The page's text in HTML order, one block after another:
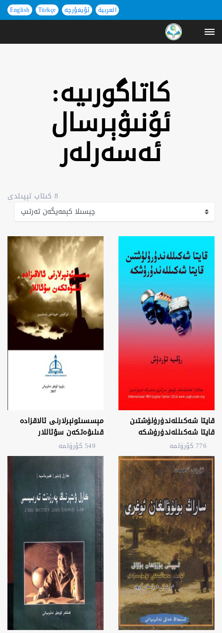
English Türkçe ئۇيغۇرچە العربية
كاتاگورىيە:
ئۇنىۋېرسال
ئەسەرلەر
8 كىتاب تېپىلدى
قايتا شەكىللەندۈرۈلۈشتىن
قايتا شەكىللەندۈرۈشكە
776 كۆرۈلمە
مېسسىئونېرلارنى ئالاقزادە
قىلىۋەتكەن سۇئاللار
549 كۆرۈلمە